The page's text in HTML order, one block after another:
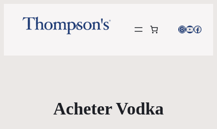
Instagram
YouTube
Acheter Vodka